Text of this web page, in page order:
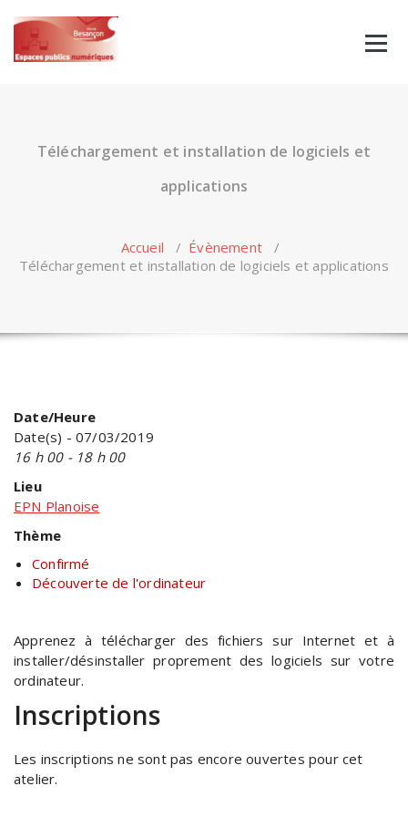
content
Téléchargement et installation de logiciels et
applications
Accueil / Évènement /
Téléchargement et installation de logiciels et applications
Date/Heure
Date(s) - 07/03/2019
16 h 00 - 18 h 00
Lieu
EPN Planoise
Thème
Confirmé
Découverte de l'ordinateur
Apprenez à télécharger des fichiers sur Internet et à
installer/désinstaller proprement des logiciels sur votre
ordinateur.
Inscriptions
Les inscriptions ne sont pas encore ouvertes pour cet
atelier.